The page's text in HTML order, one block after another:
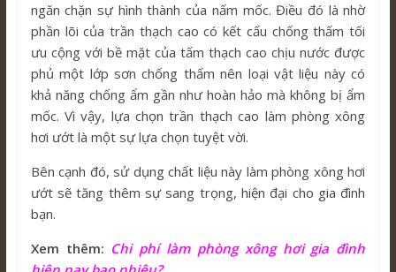
ngăn chặn sự hình thành của nấm mốc. Điều đó là nhờ
phần lõi của trần thạch cao có kết cấu chống thấm tối
ưu cộng với bề mặt của tấm thạch cao chịu nước được
phủ một lớp sơn chống thấm nên loại vật liệu này có
khả năng chống ẩm gần như hoàn hảo mà không bị ẩm
mốc. Vì vậy, lựa chọn trần thạch cao làm phòng xông
hơi ướt là một sự lựa chọn tuyệt vời.
Bên cạnh đó, sử dụng chất liệu này làm phòng xông hơi
ướt sẽ tăng thêm sự sang trọng, hiện đại cho gia đình
bạn.
Xem thêm: Chi phí làm phòng xông hơi gia đình